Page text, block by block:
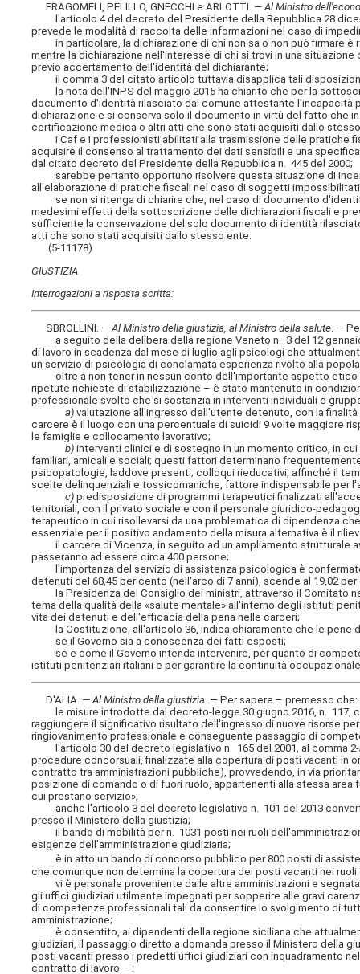
FRAGOMELI, PELILLO, GNECCHI e ARLOTTI. —Al Ministro
l'articolo 4 del decreto del Presidente della Repubblica 28
prevede le modalità di raccolta delle informazioni nel caso di
in particolare, la dichiarazione di chi non sa o non può firmare
mentre la dichiarazione nell'interesse di chi si trovi in una
previo accertamento dell'identità del dichiarante;
il comma 3 del citato articolo tuttavia disapplica tali
la nota dell'INPS del maggio 2015 ha chiarito che per la
documento d'identità rilasciato dal comune attestante l'incapacità
dichiarazione e si conserva solo il documento in virtù del fatto che
certificazione medica o altri atti che sono stati acquisiti dallo
i Caf e i professionisti abilitati alla trasmissione delle pratiche
acquisire il consenso al trattamento dei dati sensibili e una
dal citato decreto del Presidente della Repubblica n. 445 del 2000;
sarebbe pertanto opportuno risolvere questa situazione di
all'elaborazione di pratiche fiscali nel caso di soggetti
se non si ritenga di chiarire che, nel caso di documento
medesimi effetti della sottoscrizione delle dichiarazioni fiscali e
sufficiente la conservazione del solo documento di identità
atti che sono stati acquisiti dallo stesso ente.
(5-11178)
GIUSTIZIA
Interrogazioni a risposta scritta:
SBROLLINI. —Al Ministro della giustizia, al Ministro della salute. —
a seguito della delibera della regione Veneto n. 3 del 12
di lavoro in scadenza dal mese di luglio agli psicologi che
un servizio di psicologia di conclamata esperienza rivolto alla
oltre a non tener in nessun conto dell'importante aspetto etico
ripetute richieste di stabilizzazione – è stato mantenuto in
professionale svolto che si sostanzia in interventi individuali e
a) valutazione all'ingresso dell'utente detenuto, con la
carcere è il luogo con una percentuale di suicidi 9 volte maggiore
le famiglie e collocamento lavorativo;
b) interventi clinici e di sostegno in un momento critico, in
familiari, amicali e sociali; questi fattori determinano
psicopatologie, laddove presenti; colloqui rieducativi, affinché il
scelte delinquenziali e tossicomaniche, fattore indispensabile per
c) predisposizione di programmi terapeutici finalizzati
territoriali, con il privato sociale e con il personale giuridico-
terapeutico in cui risollevarsi da una problematica di dipendenza
essenziale per il positivo andamento della misura alternativa è il
il carcere di Vicenza, in seguito ad un ampliamento strutturale
passeranno ad essere circa 400 persone;
l'importanza del servizio di assistenza psicologica è
detenuti del 68,45 per cento (nell'arco di 7 anni), scende al 19,02
la Presidenza del Consiglio dei ministri, attraverso il Comitato
tema della qualità della «salute mentale» all'interno degli istituti
vita dei detenuti e dell'efficacia della pena nelle carceri;
la Costituzione, all'articolo 36, indica chiaramente che le pene
se il Governo sia a conoscenza dei fatti esposti;
se e come il Governo intenda intervenire, per quanto di
istituti penitenziari italiani e per garantire la continuità
D'ALIA. —Al Ministro della giustizia. — Per sapere – premesso che:
le misure introdotte dal decreto-legge 30 giugno 2016, n. 117,
raggiungere il significativo risultato dell'ingresso di nuove risorse
ringiovanimento professionale e conseguente passaggio di
l'articolo 30 del decreto legislativo n. 165 del 2001, al comma 2-
procedure concorsuali, finalizzate alla copertura di posti vacanti in
contratto tra amministrazioni pubbliche), provvedendo, in via
posizione di comando o di fuori ruolo, appartenenti alla stessa
cui prestano servizio»;
anche l'articolo 3 del decreto legislativo n. 101 del 2013
presso il Ministero della giustizia;
il bando di mobilità per n. 1031 posti nei ruoli
esigenze dell'amministrazione giudiziaria;
è in atto un bando di concorso pubblico per 800 posti di
che comunque non determina la copertura dei posti vacanti nei
vi è personale proveniente dalle altre amministrazioni e
gli uffici giudiziari utilmente impegnati per sopperire alle gravi
di competenze professionali tali da consentire lo svolgimento di
amministrazione;
è consentito, ai dipendenti della regione siciliana che
giudiziari, il passaggio diretto a domanda presso il Ministero della
posti vacanti presso i predetti uffici giudiziari con inquadramento
contratto di lavoro –: